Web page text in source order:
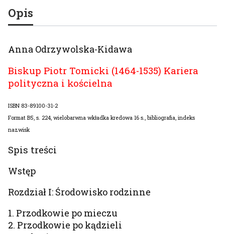
Opis
Anna Odrzywolska-Kidawa
Biskup Piotr Tomicki (1464-1535) Kariera
polityczna i kościelna
ISBN 83-89100-31-2
Format B5, s. 224, wielobarwna wkładka kredowa 16 s., bibliografia, indeks
nazwisk
Spis treści
Wstęp
Rozdział I: Środowisko rodzinne
1. Przodkowie po mieczu
2. Przodkowie po kądzieli